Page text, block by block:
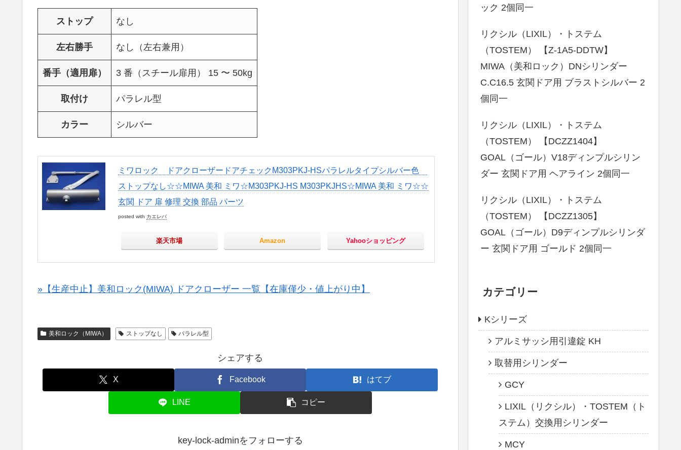
ストップ なし
左右勝手 なし（左右兼用）
番手（適用扉） 3 番（スチール扉用） 15 〜 50kg
取付け パラレル型
カラー シルバー
ミワロック ドアクローザードアチェックM303PKJ-HSパラレルタイプシルバー色
ストップなし☆☆MIWA 美和 ミワ☆M303PKJ-HS M303PKJHS☆MIWA 美和 ミワ☆☆
玄関 ドア 扉 修理 交換 部品 パーツ
posted with カエレバ
楽天市場 Amazon Yahooショッピング
»【生産中止】美和ロック(MIWA) ドアクローザー 一覧【在庫僅少・値上がり中】
美和ロック（MIWA） ストップなし パラレル型
シェアする
X Facebook はてブ
LINE コピー
key-lock-adminをフォローする
ック 2個同一
リクシル（LIXIL）・トステム
（TOSTEM） 【Z-1A5-DDTW】
MIWA（美和ロック）DNシリンダー
C.C16.5 玄関ドア用 ブラストシルバー 2
個同一
リクシル（LIXIL）・トステム
（TOSTEM） 【DCZZ1404】
GOAL（ゴール）V18ディンプルシリン
ダー 玄関ドア用 ヘアライン 2個同一
リクシル（LIXIL）・トステム
（TOSTEM） 【DCZZ1305】
GOAL（ゴール）D9ディンプルシリンダ
ー 玄関ドア用 ゴールド 2個同一
カテゴリー
Kシリーズ
アルミサッシ用引違錠 KH
取替用シリンダー
GCY
LIXIL（リクシル）・TOSTEM（ト
ステム）交換用シリンダー
MCY